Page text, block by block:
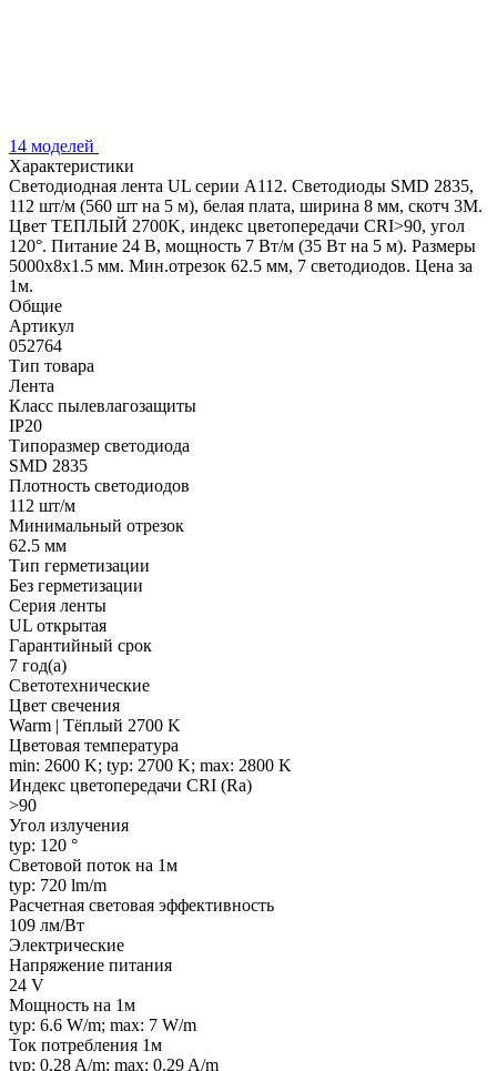
14 моделей
Характеристики
Светодиодная лента UL серии A112. Светодиоды SMD 2835,
112 шт/м (560 шт на 5 м), белая плата, ширина 8 мм, скотч 3M.
Цвет ТЕПЛЫЙ 2700K, индекс цветопередачи CRI>90, угол
120°. Питание 24 В, мощность 7 Вт/м (35 Вт на 5 м). Размеры
5000x8x1.5 мм. Мин.отрезок 62.5 мм, 7 светодиодов. Цена за
1м.
Общие
Артикул
052764
Тип товара
Лента
Класс пылевлагозащиты
IP20
Типоразмер светодиода
SMD 2835
Плотность светодиодов
112 шт/м
Минимальный отрезок
62.5 мм
Тип герметизации
Без герметизации
Серия ленты
UL открытая
Гарантийный срок
7 год(а)
Светотехнические
Цвет свечения
Warm | Тёплый 2700 K
Цветовая температура
min: 2600 K; typ: 2700 K; max: 2800 K
Индекс цветопередачи CRI (Ra)
>90
Угол излучения
typ: 120 °
Световой поток на 1м
typ: 720 lm/m
Расчетная световая эффективность
109 лм/Вт
Электрические
Напряжение питания
24 V
Мощность на 1м
typ: 6.6 W/m; max: 7 W/m
Ток потребления 1м
typ: 0.28 A/m; max: 0.29 A/m